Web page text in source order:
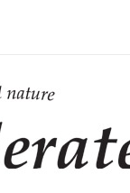
ム